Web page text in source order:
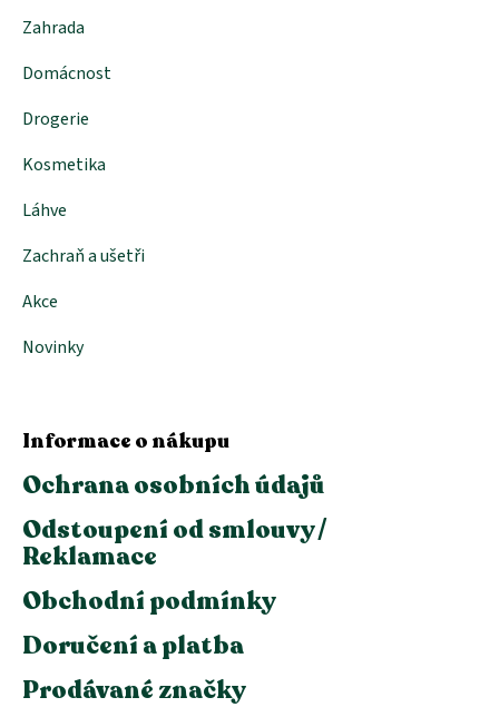
Zahrada
Domácnost
Drogerie
Kosmetika
Láhve
Zachraň a ušetři
Akce
Novinky
Informace o nákupu
Ochrana osobních údajů
Odstoupení od smlouvy /
Reklamace
Obchodní podmínky
Doručení a platba
Prodávané značky